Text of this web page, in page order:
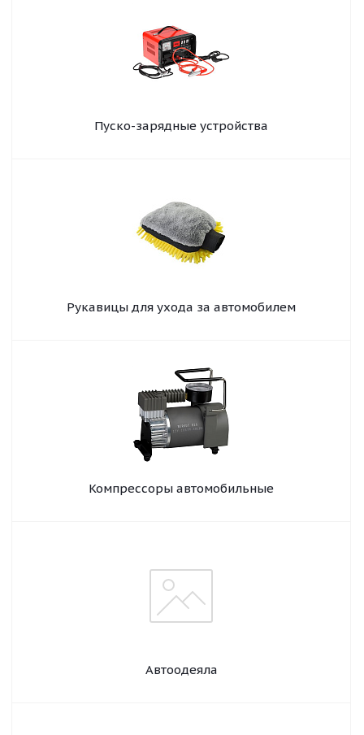
Пуско-зарядные устройства
Рукавицы для ухода за автомобилем
Компрессоры автомобильные
Автоодеяла